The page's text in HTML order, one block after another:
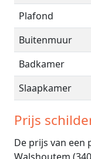
Plafond
Buitenmuur
Badkamer
Slaapkamer
Prijs
De prijs van een